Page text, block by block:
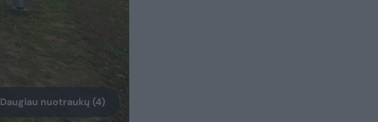
Daugiau nuotraukų (4)